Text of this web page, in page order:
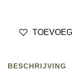
BESCHRIJVING